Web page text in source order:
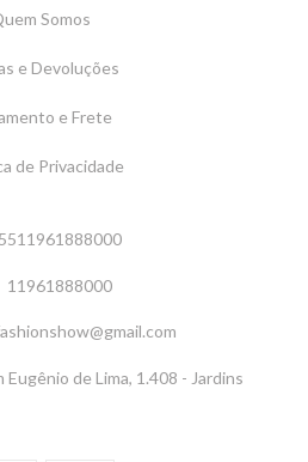
Somos
e Devoluções
e Frete
de Privacidade
5511961888000
11961888000
Eugênio de Lima, 1.408 - Jardins